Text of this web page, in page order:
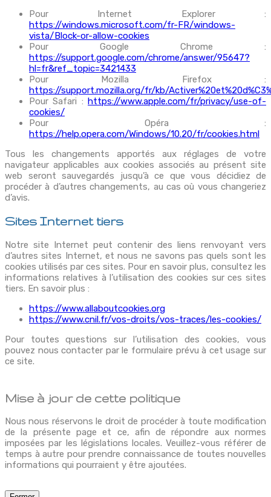
Pour Internet Explorer :
https://windows.microsoft.com/fr-FR/windows-
vista/Block-or-allow-cookies
Pour Google Chrome :
https://support.google.com/chrome/answer/95647?
hl=fr&ref_topic=3421433
Pour Mozilla Firefox :
https://support.mozilla.org/fr/kb/
Pour Safari : https://www.apple.com/fr/privacy/use-of-
cookies/
Pour Opéra :
https://help.opera.com/Windows/10.20/fr/cookies.html
Tous les changements apportés aux réglages de votre
navigateur applicables aux cookies associés au présent site
web seront sauvegardés jusqu’à ce que vous décidiez de
procéder à d’autres changements, au cas où vous changeriez
d’avis.
Sites Internet tiers
Notre site Internet peut contenir des liens renvoyant vers
d’autres sites Internet, et nous ne savons pas quels sont les
cookies utilisés par ces sites. Pour en savoir plus, consultez les
informations relatives à l’utilisation des cookies sur ces sites
tiers. En savoir plus :
https://www.allaboutcookies.org
https://www.cnil.fr/vos-droits/vos-traces/les-cookies/
Pour toutes questions sur l’utilisation des cookies, vous
pouvez nous contacter par le formulaire prévu à cet usage sur
ce site.
Mise à jour de cette politique
Nous nous réservons le droit de procéder à toute modification
de la présente page et ce, afin de répondre aux normes
imposées par les législations locales. Veuillez-vous référer de
temps à autre pour prendre connaissance de toutes nouvelles
informations qui pourraient y être ajoutées.